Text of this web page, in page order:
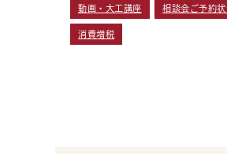
動画・大工講座 相談会ご予約
消費増税